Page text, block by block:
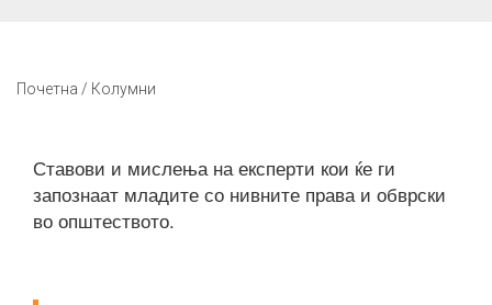
Почетна / Колумни
Ставови и мислења на експерти кои ќе ги
запознаат младите со нивните права и обврски
во општеството.